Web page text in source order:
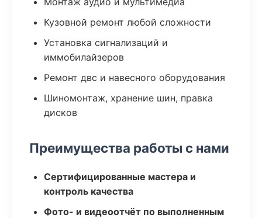
Кузовной ремонт любой сложности
Установка сигнализаций и
иммобилайзеров
Ремонт двс и навесного оборудования
Шиномонтаж, хранение шин, правка
дисков
Преимущества работы с нами
Сертифицированные мастера и
контроль качества
Фото- и видеоотчёт по выполненным